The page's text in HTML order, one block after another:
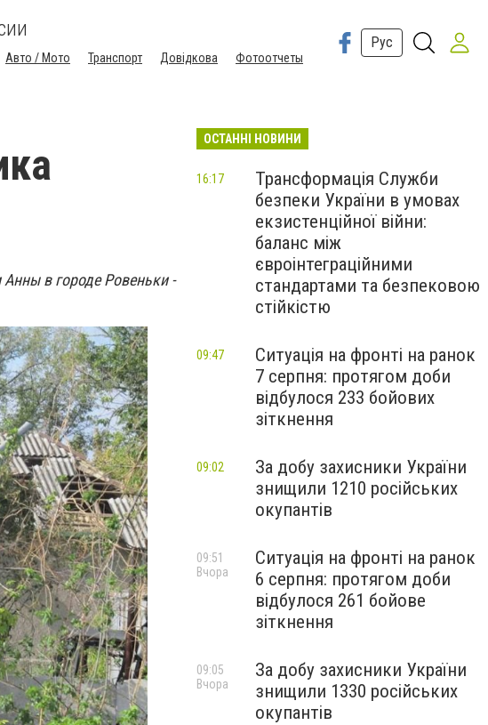
Авто / Мото Транспорт Довідкова Фотоотчеты
Рус
в городе Ровеньки -
ОСТАННІ НОВИНИ
Трансформація Служби
безпеки України в умовах
екзистенційної війни:
баланс між
євроінтеграційними
стандартами та безпековою
стійкістю
16:17
Ситуація на фронті на ранок
7 серпня: протягом доби
відбулося 233 бойових
зіткнення
09:47
За добу захисники України
знищили 1210 російських
окупантів
09:02
Ситуація на фронті на ранок
6 серпня: протягом доби
відбулося 261 бойове
зіткнення
09:51
Вчора
За добу захисники України
знищили 1330 російських
окупантів
09:05
Вчора